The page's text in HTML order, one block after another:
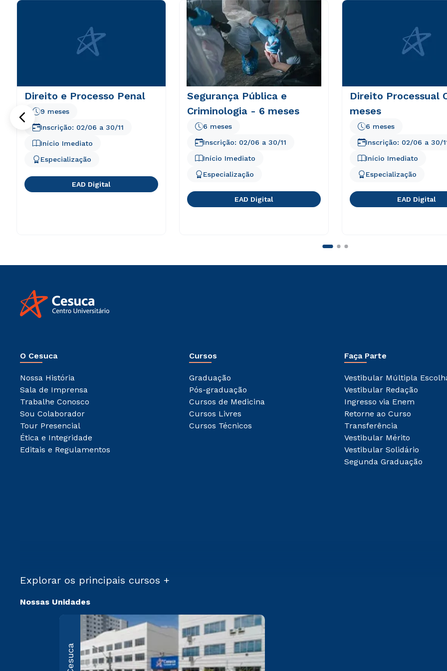
Direito e Processo Penal
Início Imediato
9 meses
Especialização
Inscrição: 02/06 a 30/11
EAD Digital
Segurança Pública e
Criminologia - 6 meses
Início Imediato
6 meses
Especialização
Inscrição: 02/06 a 30/11
EAD Digital
Direito Processual
meses
Início Imediato
6 meses
Especialização
Inscrição: 02/06 a 30/
EAD Digital
O Cesuca
Nossa História
Sala de Imprensa
Trabalhe Conosco
Sou Colaborador
Tour Presencial
Ética e Integridade
Editais e Regulamentos
Cursos
Graduação
Pós-graduação
Cursos de Medicina
Cursos Livres
Cursos Técnicos
Faça Parte
Vestibular Múltipla
Vestibular Redação
Ingresso via Enem
Retorne ao Curso
Transferência
Vestibular Mérito
Vestibular Solidário
Segunda Graduação
Explorar os principais cursos +
Nossas Unidades
Cesuca